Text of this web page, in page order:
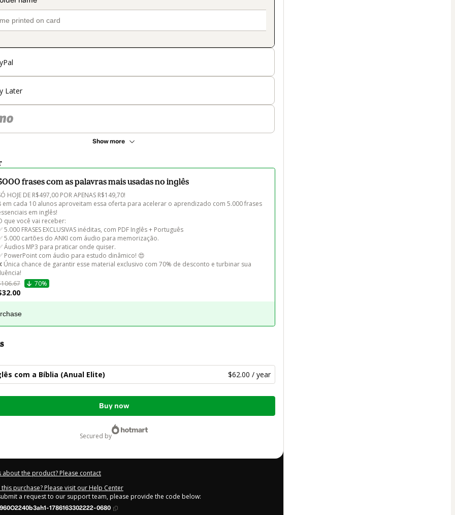
Later
Show more
frases com as palavras mais usadas no inglês
HOJE DE R$497,00 POR APENAS R$149,70!
em cada 10 alunos aproveitam essa oferta para acelerar o aprendizado com 5.000 frases
em inglês!
que você vai receber:
5.000 FRASES EXCLUSIVAS inéditas, com PDF Inglês + Português
5.000 cartões do ANKI com áudio para memorização.
Áudios MP3 para praticar onde quiser.
PowerPoint com áudio para estudo dinâmico! 😍
Única chance de garantir esse material exclusivo com 70% de desconto e turbinar sua
70%
com a Bíblia (Anual Elite) $62.00 / year
Buy now
secured by
about the product? Please contact
purchase? Please visit our Help Center
a request to our support team, please provide the code below:
1786163302222-0680